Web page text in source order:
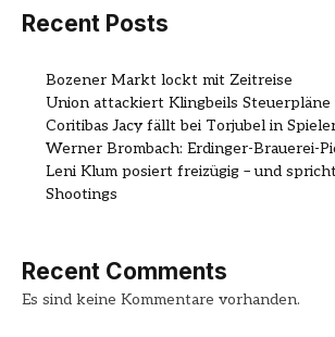
Recent Posts
Bozener Markt lockt mit Zeitreise
Union attackiert Klingbeils Steuerpläne
Coritibas Jacy fällt bei Torjubel in
Werner Brombach: Erdinger-Brauerei-
Leni Klum posiert freizügig – und
Shootings
Recent Comments
Es sind keine Kommentare vorhanden.